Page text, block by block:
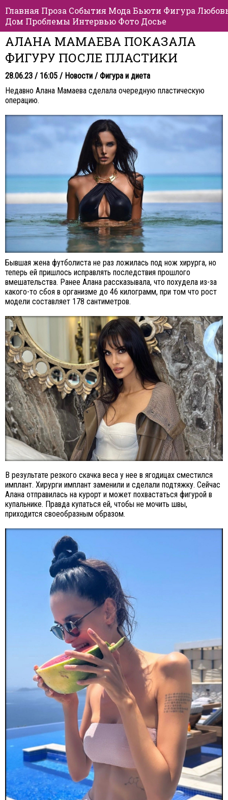
Главная Проза События Мода Бьюти Фигура
Дом Проблемы Интервью Фото Досье
АЛАНА МАМАЕВА ПОКАЗАЛА
ФИГУРУ ПОСЛЕ ПЛАСТИКИ
28.06.23 / 16:05 / Новости / Фигура и диета
Недавно Алана Мамаева сделала очередную пластическую
операцию.
Бывшая жена футболиста не раз ложилась под нож хирурга, но
теперь ей пришлось исправлять последствия прошлого
вмешательства. Ранее Алана рассказывала, что похудела из-за
какого-то сбоя в организме до 46 килограмм, при том что рост
модели составляет 178 сантиметров.
В результате резкого скачка веса у нее в ягодицах сместился
имплант. Хирурги имплант заменили и сделали подтяжку. Сейчас
Алана отправилась на курорт и может похвастаться фигурой в
купальнике. Правда купаться ей, чтобы не мочить швы,
приходится своеобразным образом.